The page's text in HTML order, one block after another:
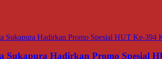
Hadirkan Promo Spesial